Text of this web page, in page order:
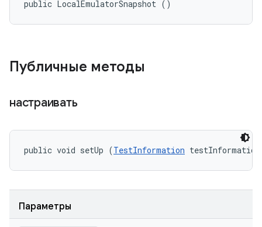
public LocalEmulatorSnapshot ()
Публичные методы
настраивать
public void setUp (TestInformation
Параметры